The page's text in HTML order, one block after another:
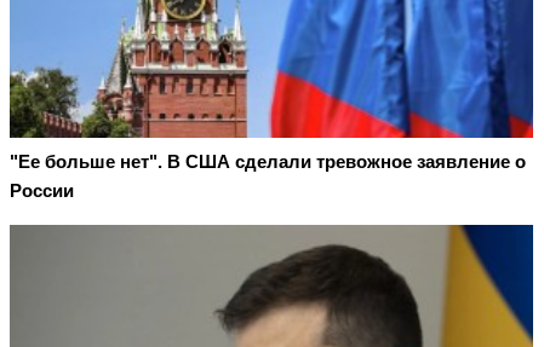
"Ее больше нет". В США сделали тревожное заявление о
России